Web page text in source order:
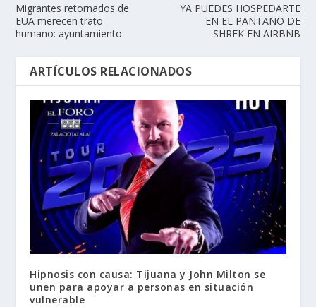
Migrantes retornados de
EUA merecen trato
humano: ayuntamiento
YA PUEDES HOSPEDARTE
EN EL PANTANO DE
SHREK EN AIRBNB
ARTÍCULOS RELACIONADOS
Hipnosis con causa: Tijuana y John Milton se
unen para apoyar a personas en situación
vulnerable